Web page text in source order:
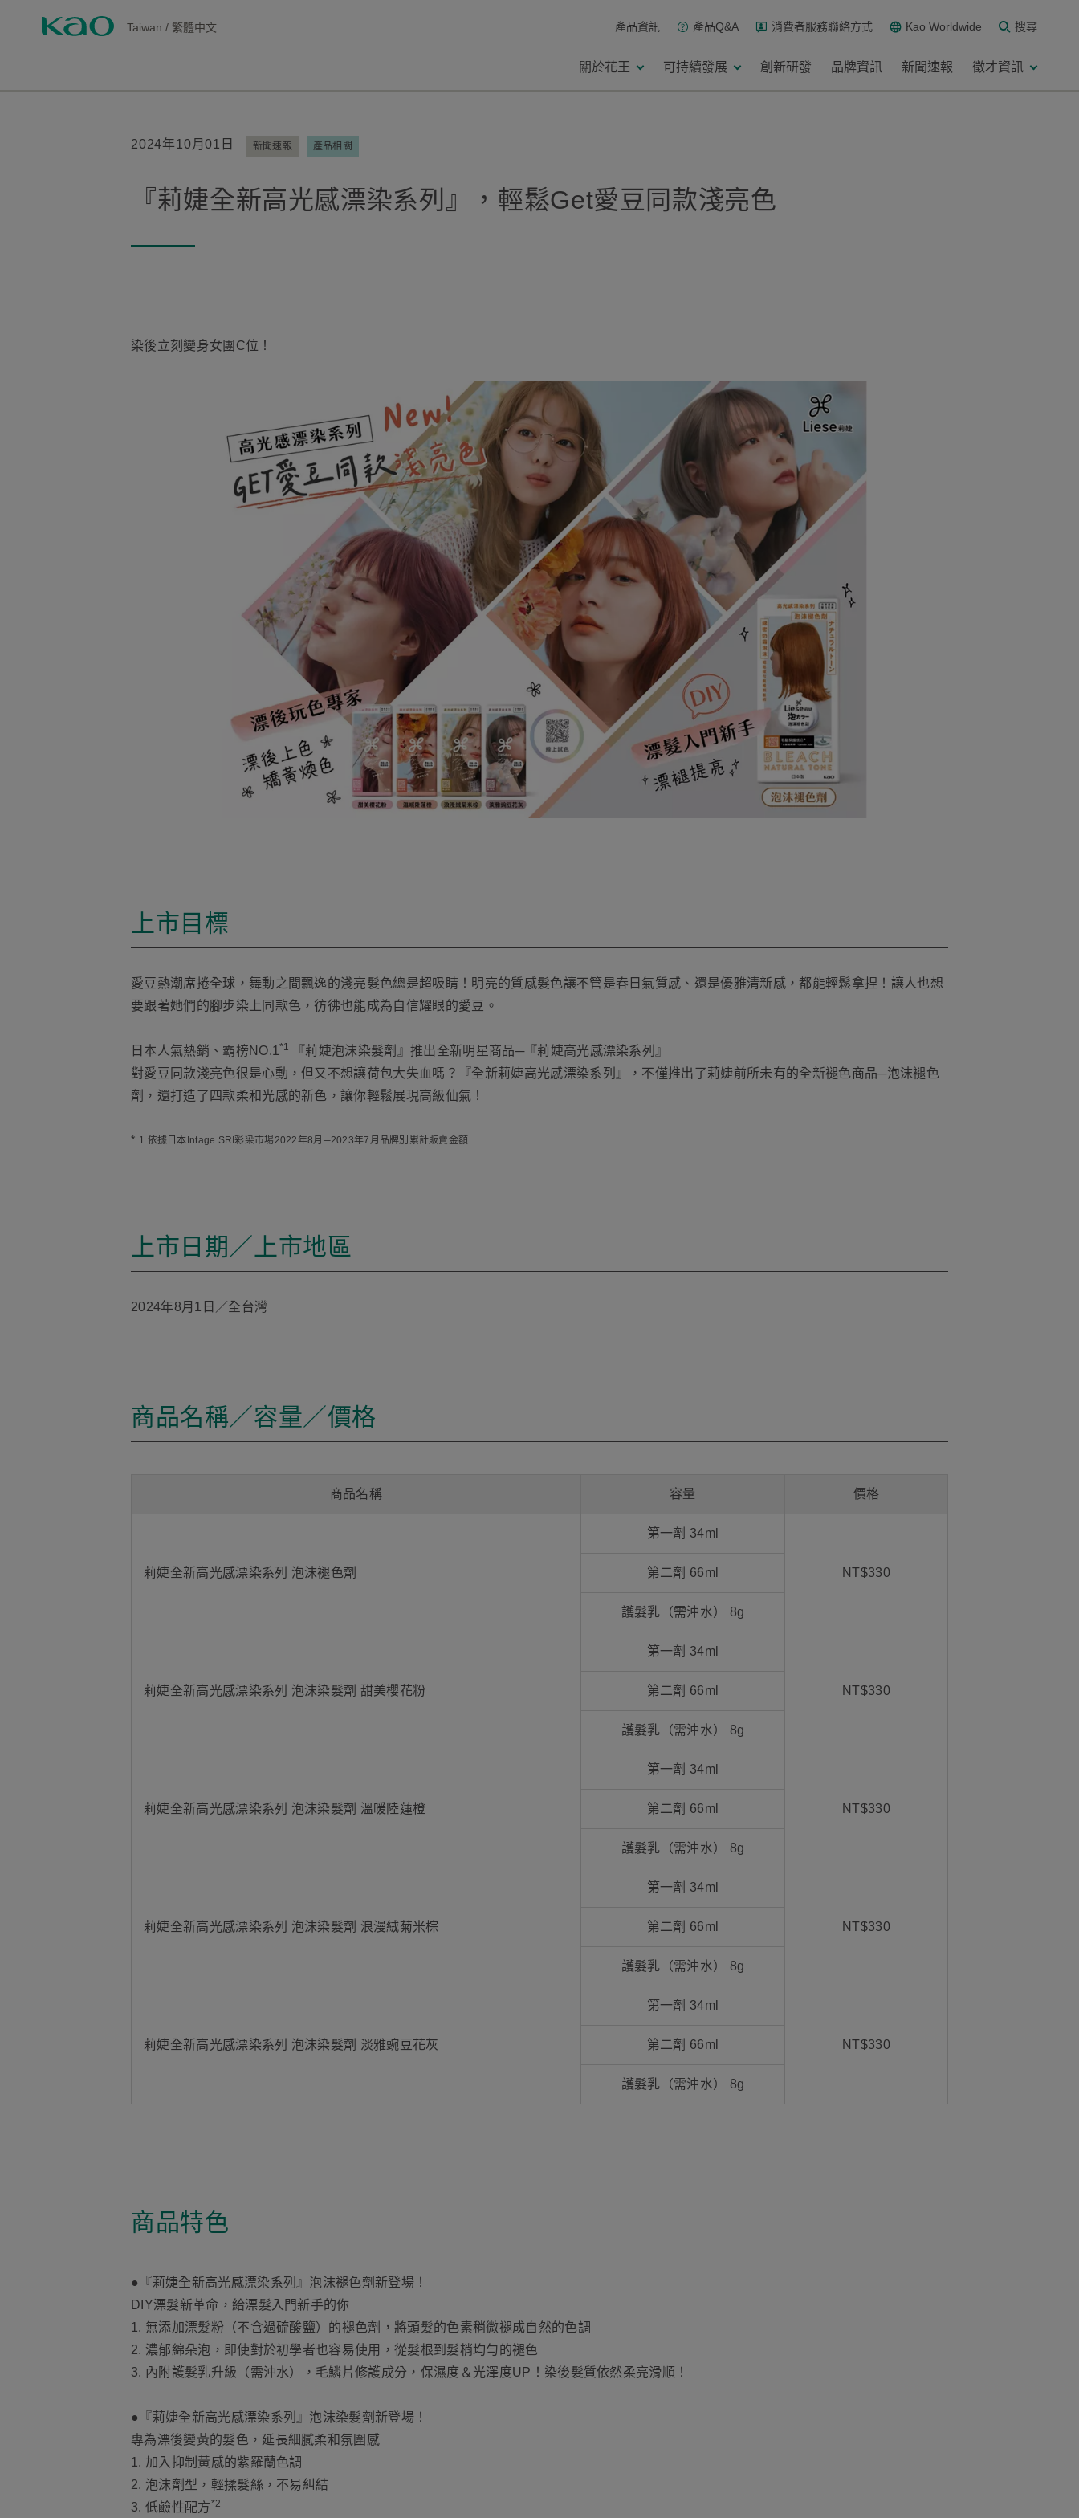
Taiwan / 繁體中文 產品資訊 產品Q&A 消費者服務聯絡方式 Kao Worldwide 搜尋
關於花王 可持續發展 創新研發 品牌資訊 新聞速報 徵才資訊
2024年10月01日 新聞速報 產品相關
『莉婕全新高光感漂染系列』，輕鬆Get愛豆同款淺亮色
染後立刻變身女團C位！
上市目標
愛豆熱潮席捲全球，舞動之間飄逸的淺亮髮色總是超吸睛！明亮的質感髮色讓不管是春日氣質感、還是優雅清新感，都能輕鬆拿捏！讓人也想
要跟著她們的腳步染上同款色，彷彿也能成為自信耀眼的愛豆。
日本人氣熱銷、霸榜NO.1 *1
『莉婕泡沫染髮劑』推出全新明星商品─『莉婕高光感漂染系列』
對愛豆同款淺亮色很是心動，但又不想讓荷包大失血嗎？『全新莉婕高光感漂染系列』，不僅推出了莉婕前所未有的全新褪色商品─泡沫褪色
劑，還打造了四款柔和光感的新色，讓你輕鬆展現高級仙氣！
* 1 依據日本Intage SRI彩染市場2022年8月─2023年7月品牌別累計販賣金額
上市日期／上市地區
2024年8月1日／全台灣
商品名稱／容量／價格
商品名稱 容量 價格
莉婕全新高光感漂染系列 泡沫褪色劑
第一劑 34ml
NT$330
第二劑 66ml
護髮乳（需沖水） 8g
莉婕全新高光感漂染系列 泡沫染髮劑 甜美櫻花粉
第一劑 34ml
NT$330
第二劑 66ml
護髮乳（需沖水） 8g
莉婕全新高光感漂染系列 泡沫染髮劑 溫暖陸蓮橙
第一劑 34ml
NT$330
第二劑 66ml
護髮乳（需沖水） 8g
莉婕全新高光感漂染系列 泡沫染髮劑 浪漫絨菊米棕
第一劑 34ml
NT$330
第二劑 66ml
護髮乳（需沖水） 8g
莉婕全新高光感漂染系列 泡沫染髮劑 淡雅豌豆花灰
第一劑 34ml
NT$330
第二劑 66ml
護髮乳（需沖水） 8g
商品特色
●『莉婕全新高光感漂染系列』泡沫褪色劑新登場！
DIY漂髮新革命，給漂髮入門新手的你
1. 無添加漂髮粉（不含過硫酸鹽）的褪色劑，將頭髮的色素稍微褪成自然的色調
2. 濃郁綿朵泡，即使對於初學者也容易使用，從髮根到髮梢均勻的褪色
3. 內附護髮乳升級（需沖水），毛鱗片修護成分，保濕度＆光澤度UP！染後髮質依然柔亮滑順！
●『莉婕全新高光感漂染系列』泡沫染髮劑新登場！
專為漂後變黃的髮色，延長細膩柔和氛圍感
1. 加入抑制黃感的紫羅蘭色調
2. 泡沫劑型，輕揉髮絲，不易糾結
3. 低鹼性配方*2